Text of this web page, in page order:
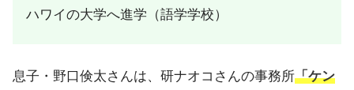
ハワイの大学へ進学（語学学校）
息子・野口倹太さんは、研ナオコさんの事務所「ケン